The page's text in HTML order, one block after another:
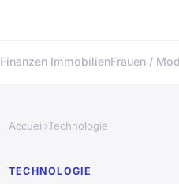
Finanzen ImmobilienFrauen /
Accueil›Technologie
TECHNOLOGIE